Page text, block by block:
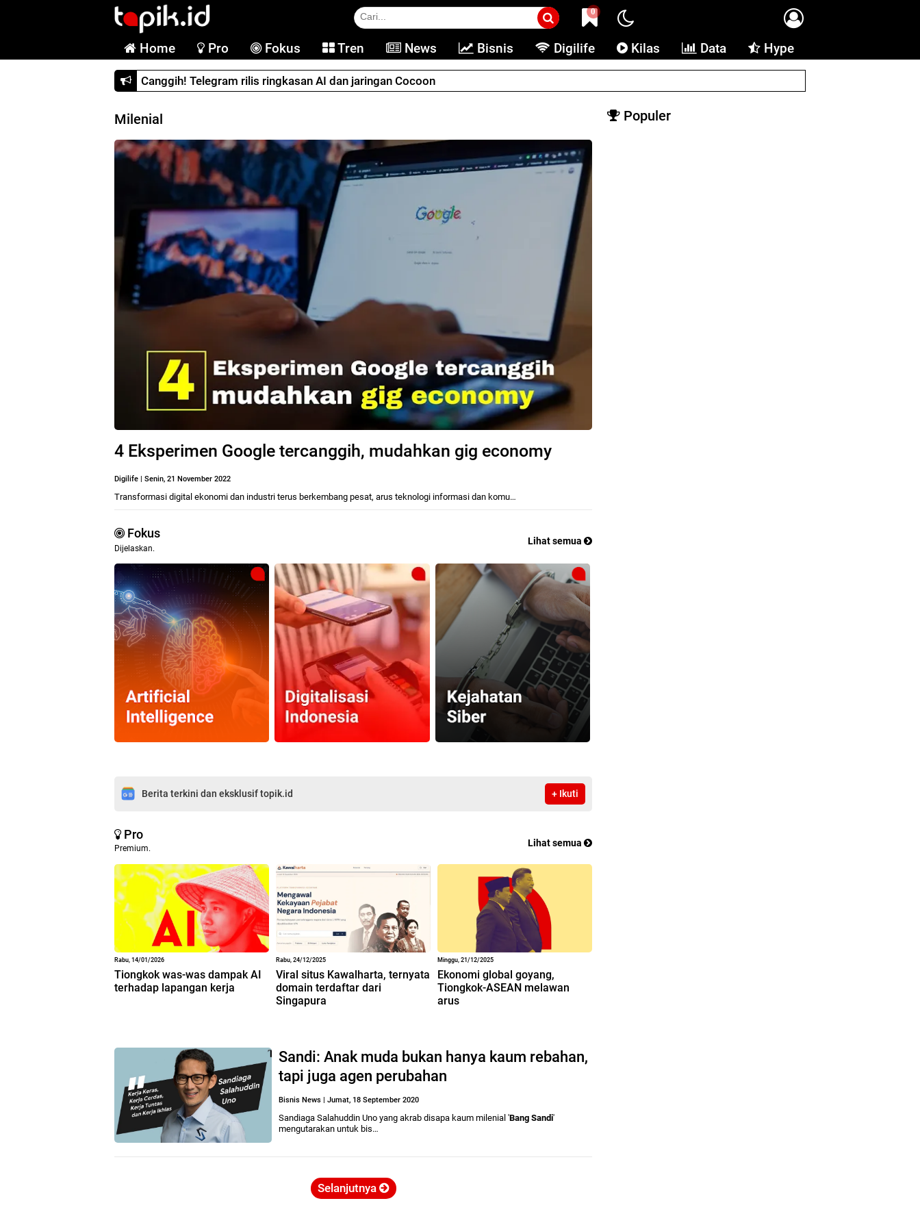
0
Home Pro Fokus Tren News Bisnis Digilife Kilas Data Hype
Canggih! Telegram rilis ringkasan AI dan jaringan Cocoon
Milenial
4 Eksperimen Google tercanggih, mudahkan gig economy
Digilife | Senin, 21 November 2022
Transformasi digital ekonomi dan industri terus berkembang pesat, arus teknologi informasi dan komu…
Fokus
Dijelaskan.
Lihat semua
Berita terkini dan eksklusif topik.id + Ikuti
Pro
Premium. Lihat semua
Rabu, 14/01/2026
Tiongkok was-was dampak AI
terhadap lapangan kerja
Rabu, 24/12/2025
Viral situs Kawalharta, ternyata
domain terdaftar dari
Singapura
Minggu, 21/12/2025
Ekonomi global goyang,
Tiongkok-ASEAN melawan
arus
Sandi: Anak muda bukan hanya kaum rebahan,
tapi juga agen perubahan
Bisnis News | Jumat, 18 September 2020
Sandiaga Salahuddin Uno yang akrab disapa kaum milenial 'Bang Sandi'
mengutarakan untuk bis…
Selanjutnya
Populer